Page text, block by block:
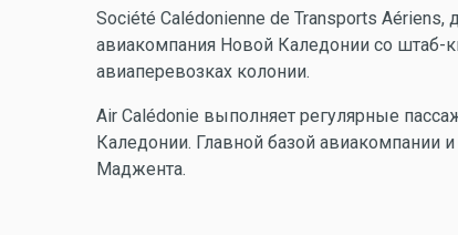
Société Calédonienne de Transports
авиакомпания Новой Каледонии со штаб-
авиаперевозках колонии.
Air Calédonie выполняет регулярные
Каледонии. Главной базой авиакомпании
Маджента.